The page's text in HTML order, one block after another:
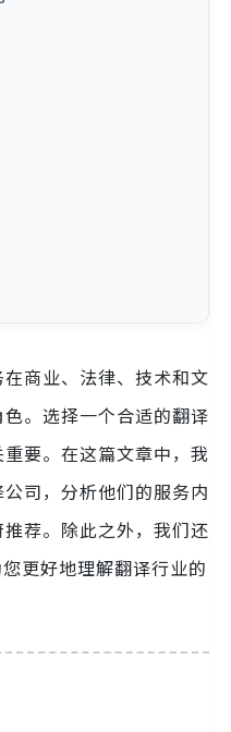
商业、法律、技术和文
。选择一个合适的翻译
要。在这篇文章中，我
司，分析他们的服务内
荐。除此之外，我们还
更好地理解翻译行业的